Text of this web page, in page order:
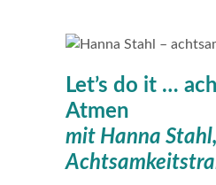
Let’s do it …
Atmen
mit Hanna